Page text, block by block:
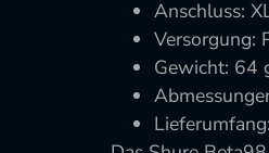
Anschluss:
Versorgung:
Gewicht: 64